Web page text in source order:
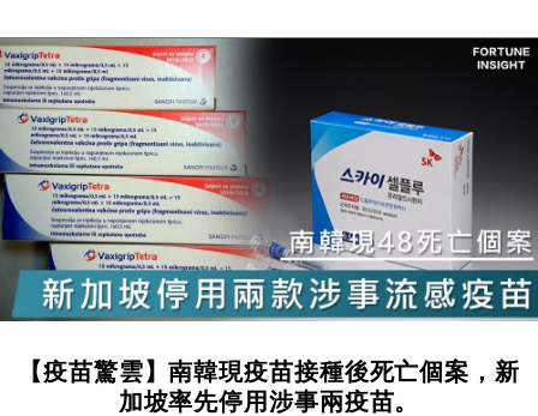
損失近6900萬元
16:05
財經｜日經失守6.5萬點後回穩 全周仍升近2%
15:47
財經｜恒隆10月換帥 玩具「反」斗城亞洲CEO蔡德
粦接任
15:11
財經｜韓股反覆波動收跌 連挫7周創逾3年最長跌勢
13:44
財經｜內地7月美元計價出口增近24%勝預期 貿易順
差達1125億美元
12:44
財經｜日本春季三度入市撐日圓 4月單日斥6.28萬億
11:12
國際｜特朗普料美伊戰事快結束 承認部分彈藥庫存緊
【疫苗驚雲】南韓現疫苗接種後死亡個案，新
加坡率先停用涉事兩疫苗。